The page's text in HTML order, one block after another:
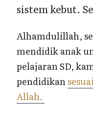
sistem kebut.
Alhamdulillah,
mendidik anak
pelajaran SD,
pendidikan
Allah.